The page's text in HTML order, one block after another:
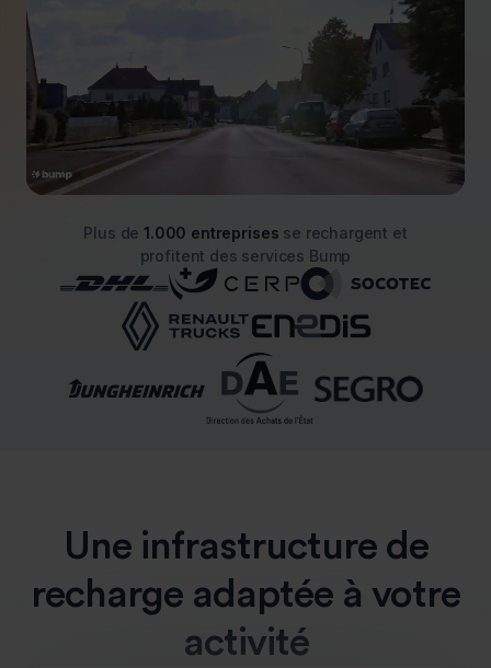
Plus de1.000 entreprises se rechargent et
profitent des services Bump
Une infrastructure de
recharge adaptée à votre
activité